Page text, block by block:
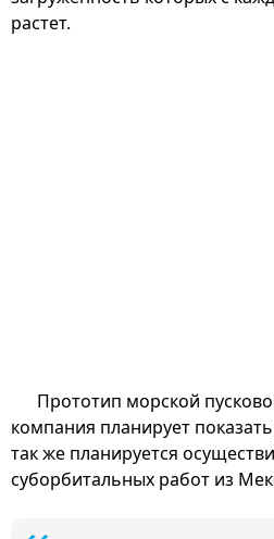
растет.
Прототип морской
компания планирует
так же планируется
суборбитальных работ из